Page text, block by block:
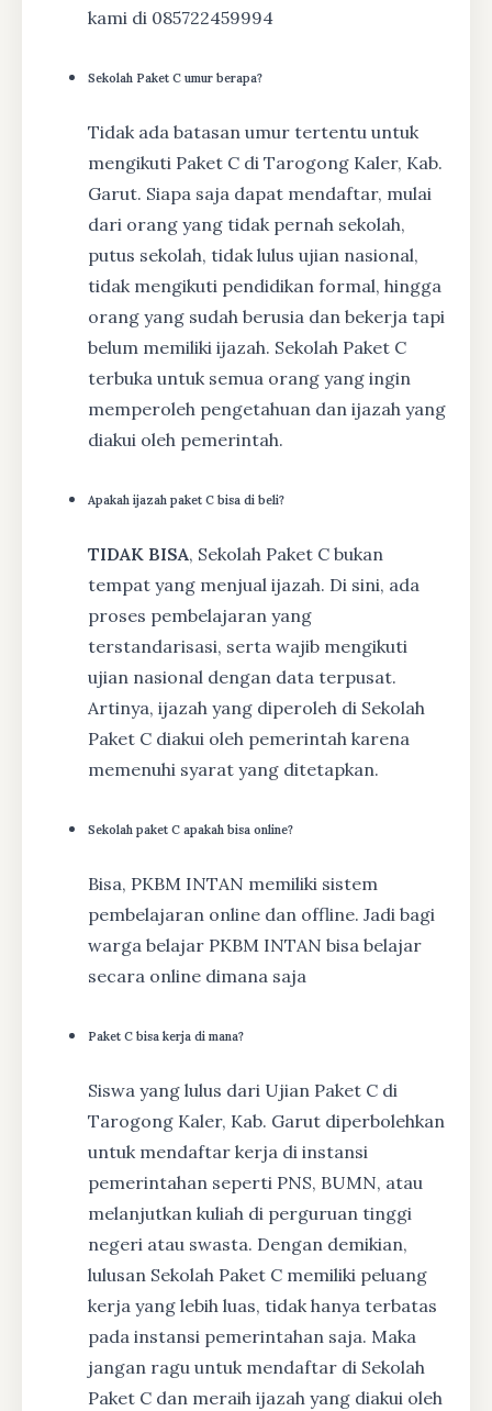
kami di 085722459994
Sekolah Paket C umur berapa?
Tidak ada batasan umur tertentu untuk
mengikuti Paket C di Tarogong Kaler, Kab.
Garut. Siapa saja dapat mendaftar, mulai
dari orang yang tidak pernah sekolah,
putus sekolah, tidak lulus ujian nasional,
tidak mengikuti pendidikan formal, hingga
orang yang sudah berusia dan bekerja tapi
belum memiliki ijazah. Sekolah Paket C
terbuka untuk semua orang yang ingin
memperoleh pengetahuan dan ijazah yang
diakui oleh pemerintah.
Apakah ijazah paket C bisa di beli?
TIDAK BISA, Sekolah Paket C bukan
tempat yang menjual ijazah. Di sini, ada
proses pembelajaran yang
terstandarisasi, serta wajib mengikuti
ujian nasional dengan data terpusat.
Artinya, ijazah yang diperoleh di Sekolah
Paket C diakui oleh pemerintah karena
memenuhi syarat yang ditetapkan.
Sekolah paket C apakah bisa online?
Bisa, PKBM INTAN memiliki sistem
pembelajaran online dan offline. Jadi bagi
warga belajar PKBM INTAN bisa belajar
secara online dimana saja
Paket C bisa kerja di mana?
Siswa yang lulus dari Ujian Paket C di
Tarogong Kaler, Kab. Garut diperbolehkan
untuk mendaftar kerja di instansi
pemerintahan seperti PNS, BUMN, atau
melanjutkan kuliah di perguruan tinggi
negeri atau swasta. Dengan demikian,
lulusan Sekolah Paket C memiliki peluang
kerja yang lebih luas, tidak hanya terbatas
pada instansi pemerintahan saja. Maka
jangan ragu untuk mendaftar di Sekolah
Paket C dan meraih ijazah yang diakui oleh